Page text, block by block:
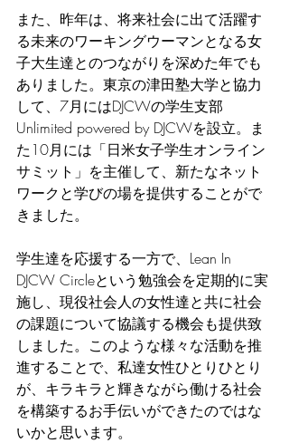
また、昨年は、将来社会に出て活躍す
る未来のワーキングウーマンとなる女
子大生達とのつながりを深めた年でも
ありました。東京の津田塾大学と協力
して、7月にはDJCWの学生支部
Unlimited powered by DJCWを設立。ま
た10月には「日米女子学生オンライン
サミット」を主催して、新たなネット
ワークと学びの場を提供することがで
きました。
学生達を応援する一方で、Lean In
DJCW Circleという勉強会を定期的に実
施し、現役社会人の女性達と共に社会
の課題について協議する機会も提供致
しました。このような様々な活動を推
進することで、私達女性ひとりひとり
が、キラキラと輝きながら働ける社会
を構築するお手伝いができたのではな
いかと思います。